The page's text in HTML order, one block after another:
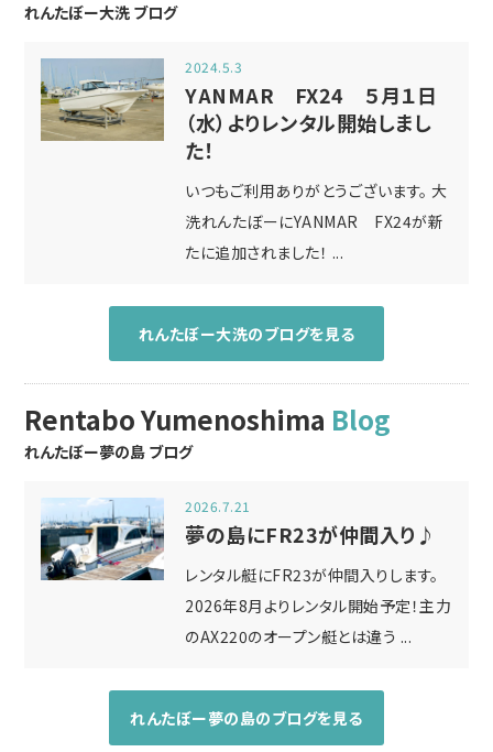
れんたぼー大洗 ブログ
2024.5.3
YANMAR FX24 ５月１日
（水）よりレンタル開始しまし
た！
いつもご利用ありがとうございます。 大
洗れんたぼーにYANMAR FX24が新
たに追加されました！ ...
れんたぼー大洗のブログを見る
Rentabo Yumenoshima Blog
れんたぼー夢の島 ブログ
2026.7.21
夢の島にFR23が仲間入り♪
レンタル艇にFR23が仲間入りします。
2026年8月よりレンタル開始予定！主力
のAX220のオープン艇とは違う ...
れんたぼー夢の島のブログを見る